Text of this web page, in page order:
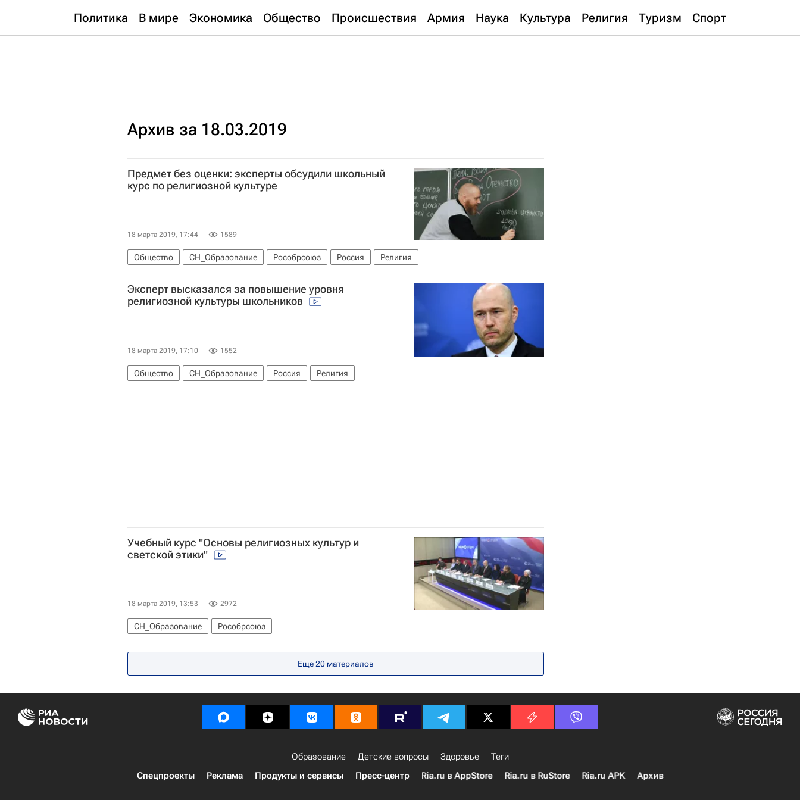
Политика В мире Экономика Общество Происшествия Армия Наука Культура Религия Туризм Спорт
Архив за 18.03.2019
Предмет без оценки: эксперты обсудили школьный
курс по религиозной культуре
18 марта 2019, 17:44 1589
Общество СН_Образование Рособрсоюз Россия Религия
Эксперт высказался за повышение уровня
религиозной культуры школьников
18 марта 2019, 17:10 1552
Общество СН_Образование Россия Религия
Учебный курс "Основы религиозных культур и
светской этики"
18 марта 2019, 13:53 2972
СН_Образование Рособрсоюз
Еще 20 материалов
Образование Детские вопросы Здоровье
Теги
Спецпроекты
Реклама Продукты и сервисы Пресс-центр Ria.ru в AppStore Ria.ru в RuStore Ria.ru APK Архив